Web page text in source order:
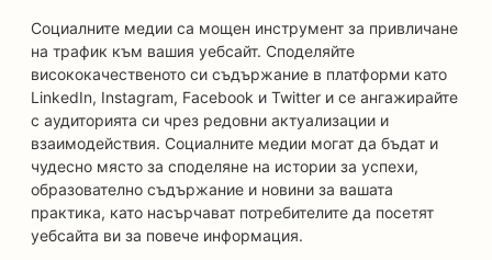
Социалните медии са мощен инструмент за привличане
на трафик към вашия уебсайт. Споделяйте
висококачественото си съдържание в платформи като
LinkedIn, Instagram, Facebook и Twitter и се ангажирайте
с аудиторията си чрез редовни актуализации и
взаимодействия. Социалните медии могат да бъдат и
чудесно място за споделяне на истории за успехи,
образователно съдържание и новини за вашата
практика, като насърчават потребителите да посетят
уебсайта ви за повече информация.